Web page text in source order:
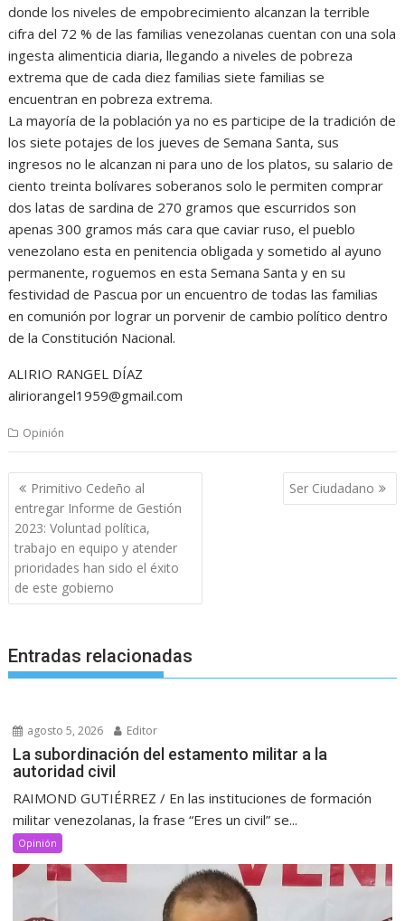
donde los niveles de empobrecimiento alcanzan la terrible
cifra del 72 % de las familias venezolanas cuentan con una sola
ingesta alimenticia diaria, llegando a niveles de pobreza
extrema que de cada diez familias siete familias se
encuentran en pobreza extrema.
La mayoría de la población ya no es participe de la tradición de
los siete potajes de los jueves de Semana Santa, sus
ingresos no le alcanzan ni para uno de los platos, su salario de
ciento treinta bolívares soberanos solo le permiten comprar
dos latas de sardina de 270 gramos que escurridos son
apenas 300 gramos más cara que caviar ruso, el pueblo
venezolano esta en penitencia obligada y sometido al ayuno
permanente, roguemos en esta Semana Santa y en su
festividad de Pascua por un encuentro de todas las familias
en comunión por lograr un porvenir de cambio político dentro
de la Constitución Nacional.
ALIRIO RANGEL DÍAZ
aliriorangel1959@gmail.com
Opinión
Navegación
de
entradas
Primitivo Cedeño al
entregar Informe de Gestión
2023: Voluntad política,
trabajo en equipo y atender
prioridades han sido el éxito
de este gobierno
Ser Ciudadano
Entradas relacionadas
agosto 5, 2026 Editor
La subordinación del estamento militar a la
autoridad civil
RAIMOND GUTIÉRREZ / En las instituciones de formación
militar venezolanas, la frase “Eres un civil” se...
Opinión